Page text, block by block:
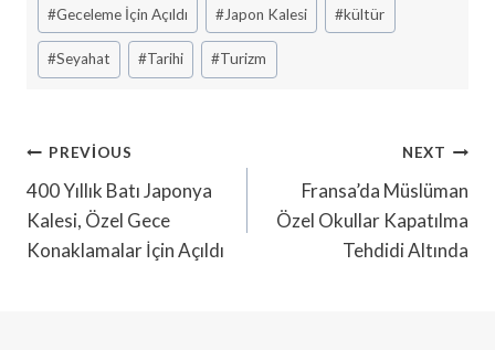
#Geceleme İçin Açıldı #Japon Kalesi #kültür
#Seyahat #Tarihi #Turizm
Yazı
Gezinmesi
PREVIOUS
400 Yıllık Batı Japonya
Kalesi, Özel Gece
Konaklamalar İçin Açıldı
NEXT
Fransa’da Müslüman
Özel Okullar Kapatılma
Tehdidi Altında